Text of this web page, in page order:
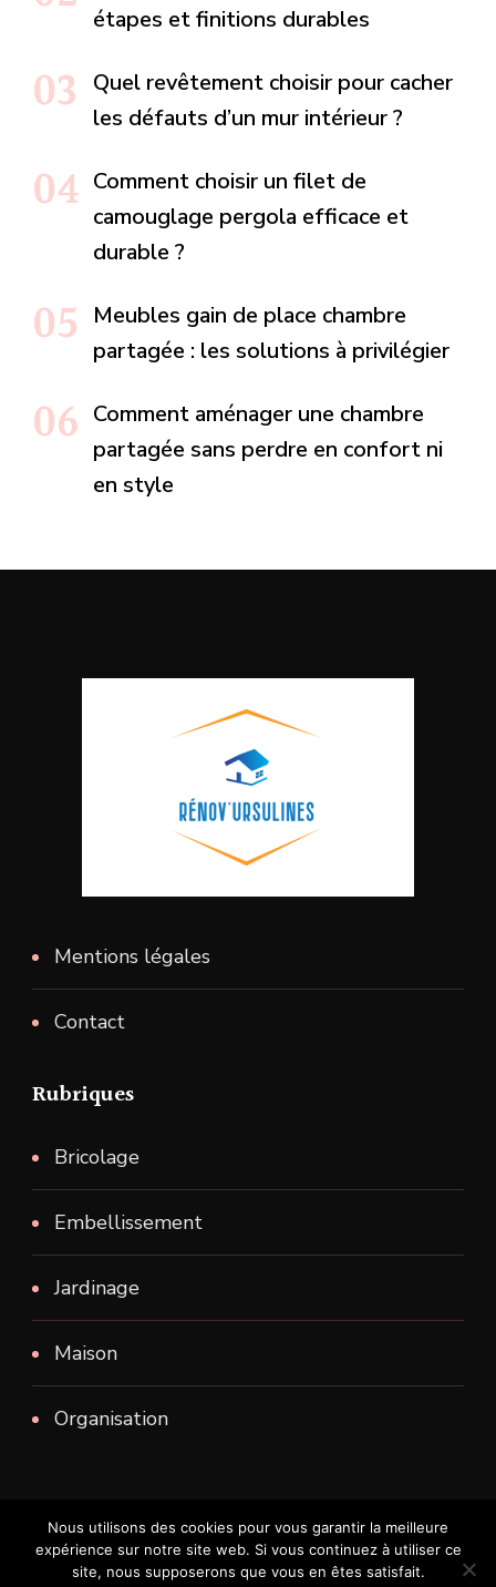
étapes et finitions durables
Quel revêtement choisir pour cacher
les défauts d’un mur intérieur ?
Comment choisir un filet de
camouglage pergola efficace et
durable ?
Meubles gain de place chambre
partagée : les solutions à privilégier
Comment aménager une chambre
partagée sans perdre en confort ni
en style
Mentions légales
Contact
Rubriques
Bricolage
Embellissement
Jardinage
Maison
Organisation
Tous droits reservés.
Nous utilisons des cookies pour vous garantir la meilleure
expérience sur notre site web. Si vous continuez à utiliser ce
site, nous supposerons que vous en êtes satisfait.